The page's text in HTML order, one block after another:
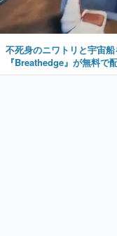
不死身のニワトリと宇宙
『Breathedge』が無料で